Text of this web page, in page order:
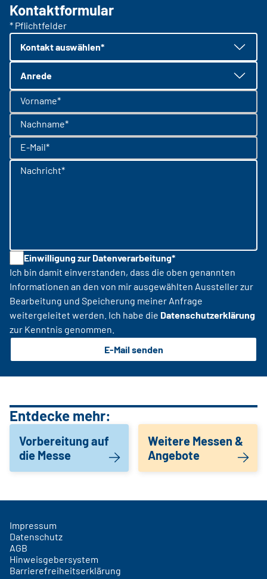
Kontaktformular
* Pflichtfelder
Kontakt auswählen*
Anrede
Vorname*
Nachname*
E-Mail*
Nachricht*
Einwilligung zur Datenverarbeitung*
Ich bin damit einverstanden, dass die oben genannten
Informationen an den von mir ausgewählten Aussteller zur
Bearbeitung und Speicherung meiner Anfrage
weitergeleitet werden. Ich habe die Datenschutzerklärung
zur Kenntnis genommen.
E-Mail senden
Entdecke mehr:
Vorbereitung auf
die Messe
Weitere Messen &
Angebote
Impressum
Datenschutz
AGB
Hinweisgebersystem
Barrierefreiheitserklärung